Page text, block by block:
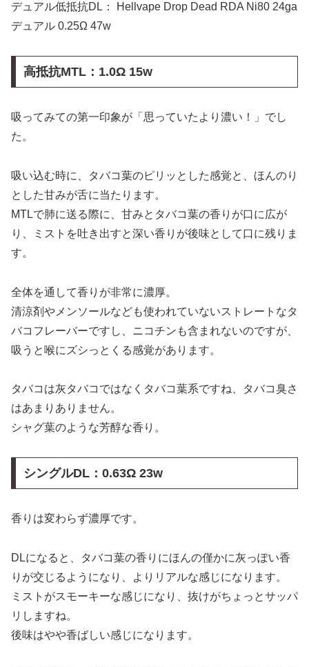
デュアル低抵抗DL： Hellvape Drop Dead RDA Ni80 24ga
デュアル 0.25Ω 47w
高抵抗MTL：1.0Ω 15w
吸ってみての第一印象が「思っていたより濃い！」でし
た。
吸い込む時に、タバコ葉のピリッとした感覚と、ほんのり
とした甘みが舌に当たります。
MTLで肺に送る際に、甘みとタバコ葉の香りが口に広が
り、ミストを吐き出すと深い香りが後味として口に残りま
す。
全体を通して香りが非常に濃厚。
清涼剤やメンソールなども使われていないストレートなタ
バコフレーバーですし、ニコチンも含まれないのですが、
吸うと喉にズシっとくる感覚があります。
タバコは灰タバコではなくタバコ葉系ですね、タバコ臭さ
はあまりありません。
シャグ葉のような芳醇な香り。
シングルDL： 0.63Ω 23w
香りは変わらず濃厚です。
DLになると、タバコ葉の香りにほんの僅かに灰っぽい香
りが交じるようになり、よりリアルな感じになります。
ミストがスモーキーな感じになり、抜けがちょっとサッパ
リしますね。
後味はやや香ばしい感じになります。